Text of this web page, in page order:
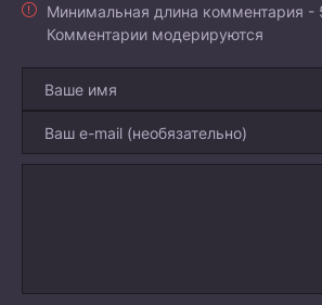
Минимальная длина комментария -
Комментарии модерируются